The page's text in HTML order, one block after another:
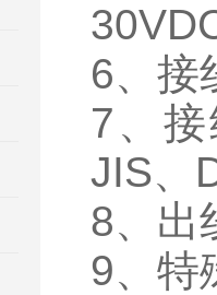
6、接
7、
JIS、
8、出
9、特